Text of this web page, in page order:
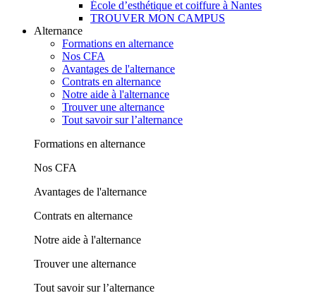
École d’esthétique et coiffure à Nantes
TROUVER MON CAMPUS
Alternance
Formations en alternance
Nos CFA
Avantages de l'alternance
Contrats en alternance
Notre aide à l'alternance
Trouver une alternance
Tout savoir sur l’alternance
Formations en alternance
Nos CFA
Avantages de l'alternance
Contrats en alternance
Notre aide à l'alternance
Trouver une alternance
Tout savoir sur l’alternance